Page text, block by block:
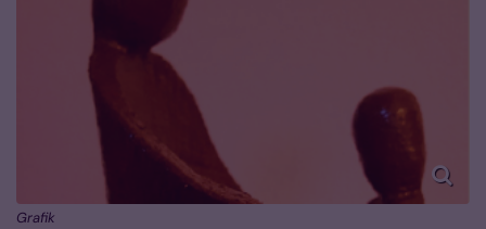
Grafik